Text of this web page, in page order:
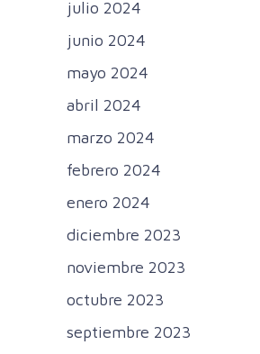
julio 2024
junio 2024
mayo 2024
abril 2024
marzo 2024
febrero 2024
enero 2024
diciembre 2023
noviembre 2023
octubre 2023
septiembre 2023